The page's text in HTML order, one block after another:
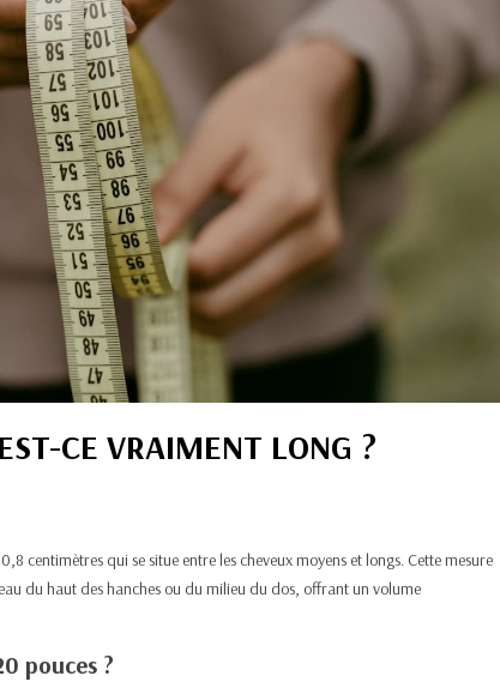
CE VRAIMENT LONG ?
centimètres qui se situe entre les cheveux moyens et longs. Cette mesure
du haut des hanches ou du milieu du dos, offrant un volume
pouces ?